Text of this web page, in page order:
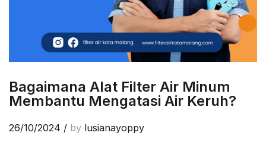
Bagaimana Alat Filter Air Minum
Membantu Mengatasi Air Keruh?
26/10/2024 / by lusianayoppy